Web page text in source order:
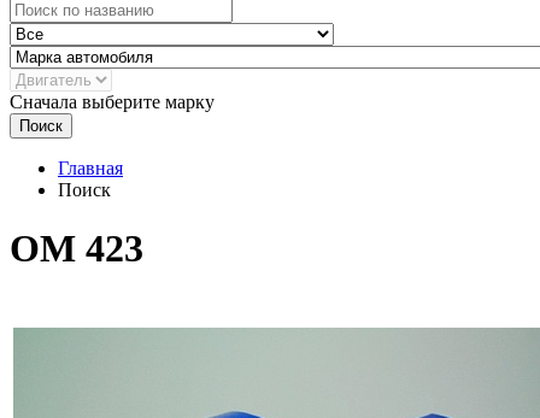
Сначала выберите марку
Поиск
Главная
Поиск
OM 423